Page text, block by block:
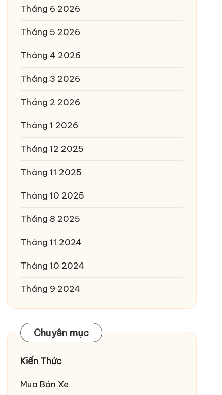
Tháng 6 2026
Tháng 5 2026
Tháng 4 2026
Tháng 3 2026
Tháng 2 2026
Tháng 1 2026
Tháng 12 2025
Tháng 11 2025
Tháng 10 2025
Tháng 8 2025
Tháng 11 2024
Tháng 10 2024
Tháng 9 2024
Chuyên mục
Kiến Thức
Mua Bán Xe